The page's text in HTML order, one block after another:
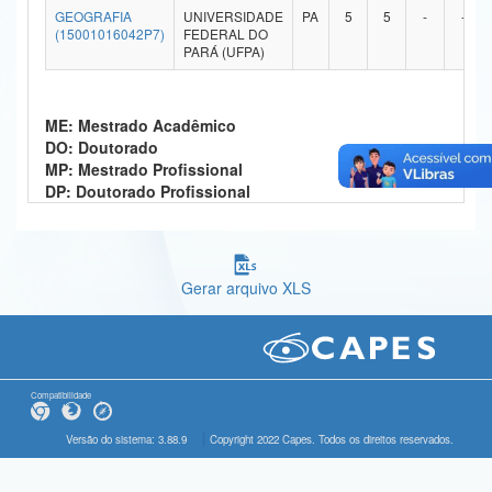
Ministério da Ciência, Tecnologia, Inovações e Comunicações
Ministério do Meio Ambiente
Ministério do Desenvolvimento Regional
Controladoria-Geral da União
Gabinete de Segurança Institucional
Advocacia-Geral da União
GEOGRAFIA
(15001016042P7)
UNIVERSIDADE
FEDERAL DO
PARÁ (UFPA)
PA 5 5 - -
ME: Mestrado Acadêmico
DO: Doutorado
MP: Mestrado Profissional
DP: Doutorado Profissional
Gerar arquivo XLS
Compatibilidade
Versão do sistema: 3.88.9 Copyright 2022 Capes. Todos os direitos reservados.